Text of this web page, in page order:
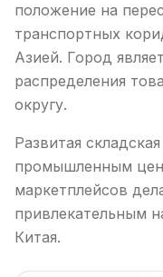
положение на
транспортных
Азией. Город
распределения
округу.
Развитая
промышленным
маркетплейсов
привлекательным
Китая.